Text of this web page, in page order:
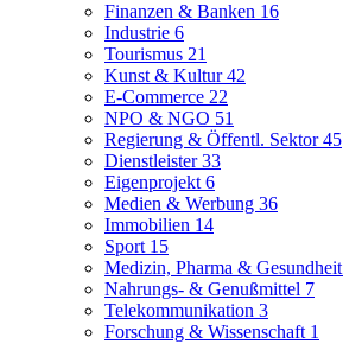
Finanzen & Banken 16
Industrie 6
Tourismus 21
Kunst & Kultur42
E-Commerce 22
NPO & NGO 51
Regierung & Öffentl. Sektor45
Dienstleister33
Eigenprojekt 6
Medien & Werbung 36
Immobilien 14
Sport 15
Medizin, Pharma & Gesundheit
Nahrungs- & Genußmittel 7
Telekommunikation 3
Forschung & Wissenschaft 1